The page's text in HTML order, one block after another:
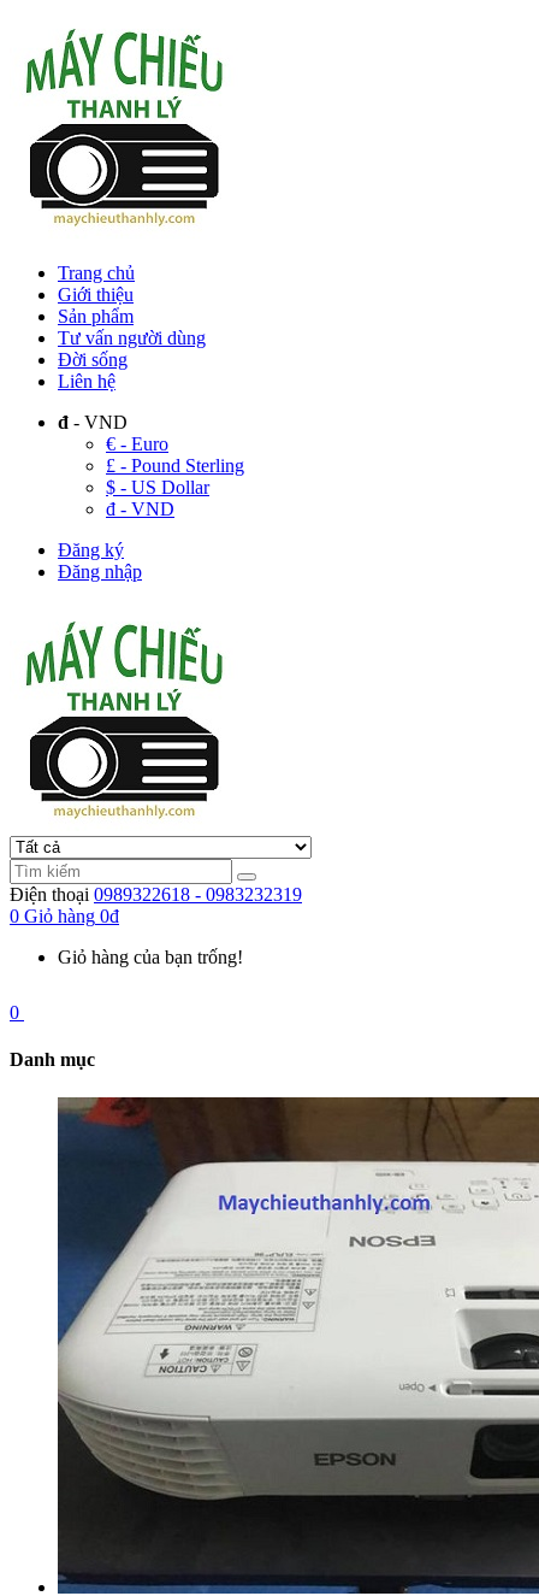
Trang chủ
Giới thiệu
Sản phẩm
Tư vấn người dùng
Đời sống
Liên hệ
đ - VND
€ - Euro
£ - Pound Sterling
$ - US Dollar
đ - VND
Đăng ký
Đăng nhập
Điện thoại 0989322618 - 0983232319
0 Giỏ hàng 0đ
Giỏ hàng của bạn trống!
0
Danh mục